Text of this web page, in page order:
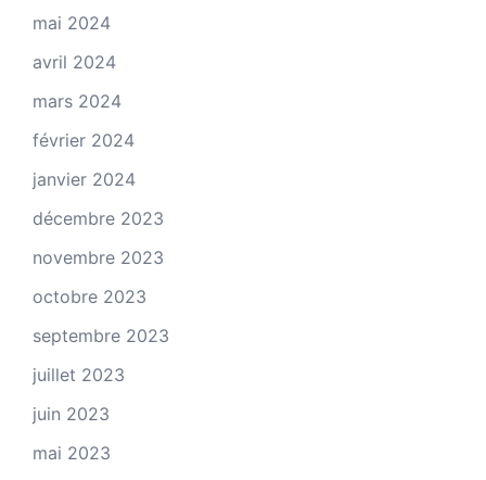
mai 2024
avril 2024
mars 2024
février 2024
janvier 2024
décembre 2023
novembre 2023
octobre 2023
septembre 2023
juillet 2023
juin 2023
mai 2023